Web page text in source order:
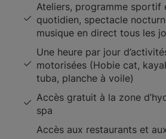
Ateliers, programme sportif
quotidien, spectacle
musique en direct tous les
Une heure par jour
motorisées (Hobie cat,
tuba, planche à voile)
Accès gratuit à la zone
spa
Accès aux restaurants et